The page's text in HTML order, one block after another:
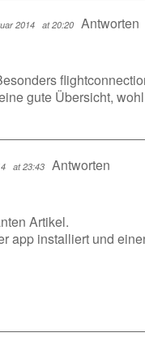
2014 at 20:20 Antworten
gute Übersicht,
at 23:43 Antworten
Artikel.
app installiert und